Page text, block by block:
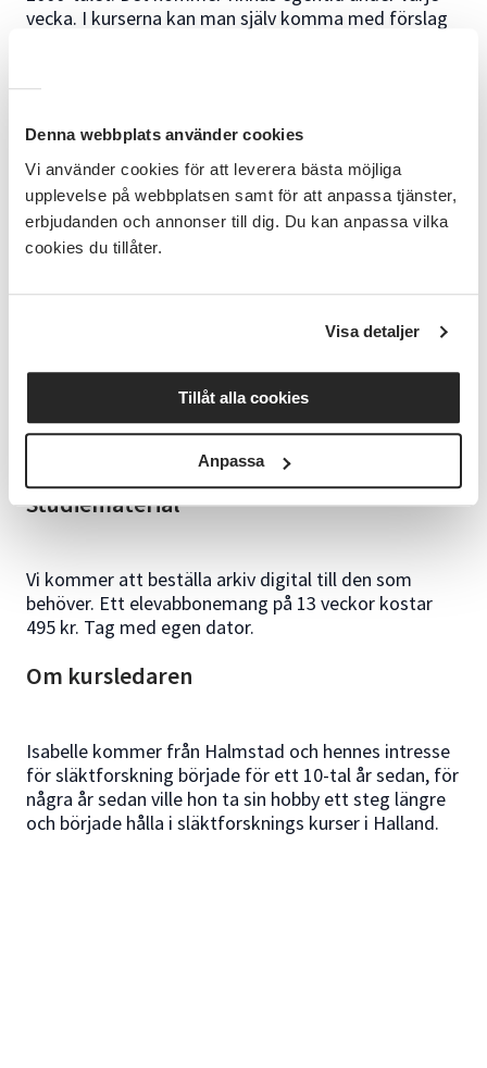
Denna webbplats använder cookies
Vi använder cookies för att leverera bästa möjliga
upplevelse på webbplatsen samt för att anpassa tjänster,
erbjudanden och annonser till dig. Du kan anpassa vilka
cookies du tillåter.
Visa detaljer
Tillåt alla cookies
Anpassa
vecka. I kurserna kan man själv komma med förslag
mer inom släktforskningen.
Innehåll
Under kursens gång kommer vi gå igenom dessa
böcker.
- Vigselbok
- In- och utflyttningslängd
- Död- och begravningsbok
Studiematerial
Vi kommer att beställa arkiv digital till den som
behöver. Ett elevabbonemang på 13 veckor kostar
495 kr. Tag med egen dator.
Om kursledaren
Isabelle kommer från Halmstad och hennes intresse
för släktforskning började för ett 10-tal år sedan, för
några år sedan ville hon ta sin hobby ett steg längre
och började hålla i släktforsknings kurser i Halland.